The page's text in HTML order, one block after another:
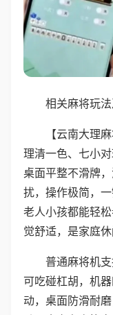
相关麻将玩
【云南大理
理清一色、七小
桌面平整不滑牌
扰，操作极简，
老人小孩都能轻
觉舒适，是家庭休
普通麻将机
可吃碰杠胡，机
动，桌面防滑耐